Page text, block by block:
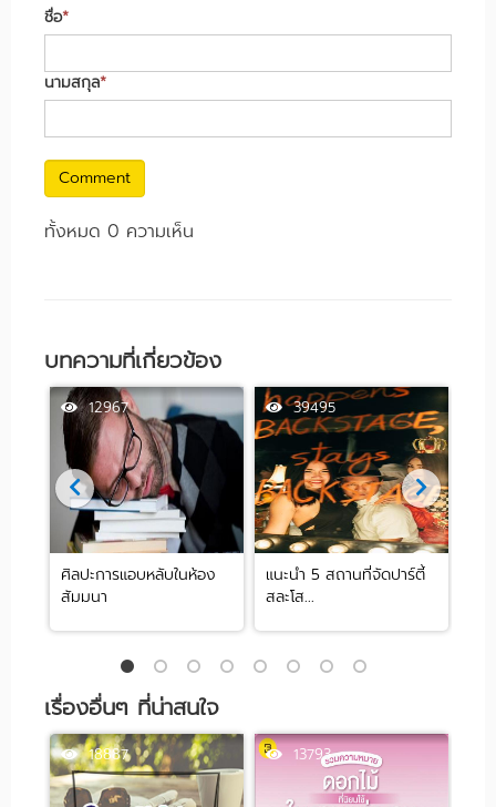
ชื่อ*
นามสกุล*
Comment
ทั้งหมด 0 ความเห็น
บทความที่เกี่ยวข้อง
12967
ศิลปะการแอบหลับในห้อง
สัมมนา
39495
แนะนำ 5 สถานที่จัดปาร์ตี้
สละโส...
เรื่องอื่นๆ ที่น่าสนใจ
18887 13793